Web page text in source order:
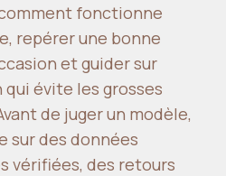
fonctionne
repérer une bonne
et guider sur
évite les grosses
de juger un modèle,
sur des données
vérifiées, des retours